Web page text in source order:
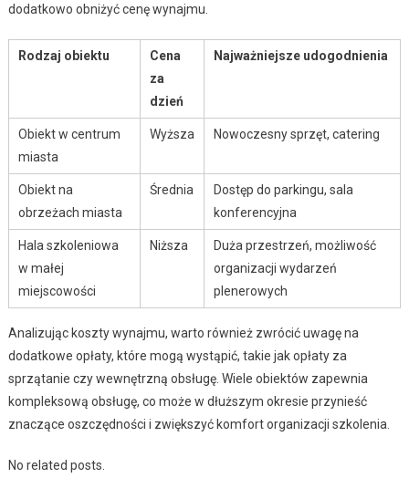
dodatkowo obniżyć cenę wynajmu.
Rodzaj obiektu
Cena
za
dzień
Najważniejsze udogodnienia
Obiekt w centrum
miasta
Wyższa Nowoczesny sprzęt, catering
Obiekt na
obrzeżach miasta
Średnia
Dostęp do parkingu, sala
konferencyjna
Hala szkoleniowa
w małej
miejscowości
Niższa
Duża przestrzeń, możliwość
organizacji wydarzeń
plenerowych
Analizując koszty wynajmu, warto również zwrócić uwagę na
dodatkowe opłaty, które mogą wystąpić, takie jak opłaty za
sprzątanie czy wewnętrzną obsługę. Wiele obiektów zapewnia
kompleksową obsługę, co może w dłuższym okresie przynieść
znaczące oszczędności i zwiększyć komfort organizacji szkolenia.
No related posts.